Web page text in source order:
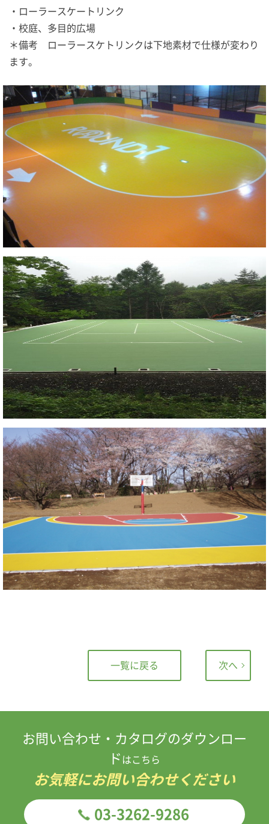
・ローラースケートリンク
・校庭、多目的広場
＊備考 ローラースケトリンクは下地素材で仕様が変わり
ます。
次へ
一覧に戻る
お問い合わせ・カタログのダウンロー
ド はこちら
お気軽にお問い合わせください
03-3262-9286